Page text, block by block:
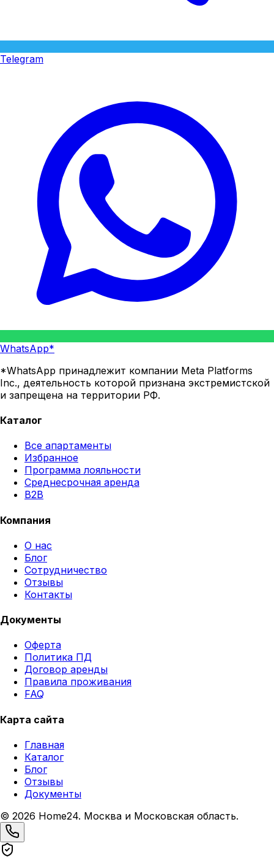
Telegram
WhatsApp*
*WhatsApp принадлежит компании Meta Platforms
Inc., деятельность которой признана экстремистской
и запрещена на территории РФ.
Каталог
Все апартаменты
Избранное
Программа лояльности
Среднесрочная аренда
B2B
Компания
О нас
Блог
Сотрудничество
Отзывы
Контакты
Документы
Оферта
Политика ПД
Договор аренды
Правила проживания
FAQ
Карта сайта
Главная
Каталог
Блог
Отзывы
Документы
© 2026 Home24. Москва и Московская область.